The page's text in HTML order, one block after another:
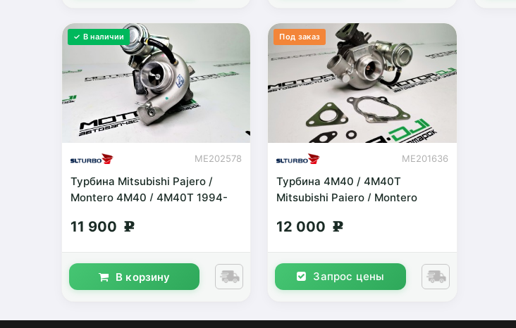
✓ В наличии
ME202578
Турбина Mitsubishi Pajero /
Montero 4M40 / 4M40T 1994-
11 900 g
В корзину
Под заказ
ME201636
Турбина 4M40 / 4M40T
Mitsubishi Pajero / Montero
12 000 g
Запрос цены